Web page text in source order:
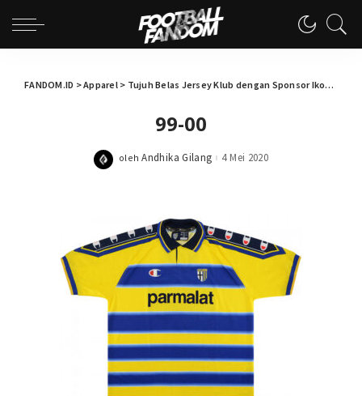
FANDOM.ID >Apparel> Tujuh Belas Jersey Klub dengan Sponsor Ikonik
99-00
Posted
oleh Andhika Gilang 4 Mei 2020